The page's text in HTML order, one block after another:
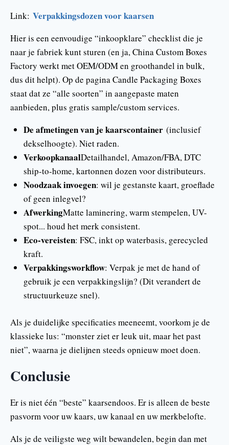
Link: Verpakkingsdozen voor kaarsen
Hier is een eenvoudige “inkoopklare” checklist die je
naar je fabriek kunt sturen (en ja, China Custom Boxes
Factory werkt met OEM/ODM en groothandel in bulk,
dus dit helpt). Op de pagina Candle Packaging Boxes
staat dat ze “alle soorten” in aangepaste maten
aanbieden, plus gratis sample/custom services.
De afmetingen van je kaarscontainer(inclusief
dekselhoogte). Niet raden.
VerkoopkanaalDetailhandel, Amazon/FBA, DTC
ship-to-home, kartonnen dozen voor distributeurs.
Noodzaak invoegen: wil je gestanste kaart, groeflade
of geen inlegvel?
AfwerkingMatte laminering, warm stempelen, UV-
spot... houd het merk consistent.
Eco-vereisten: FSC, inkt op waterbasis, gerecycled
kraft.
Verpakkingsworkflow: Verpak je met de hand of
gebruik je een verpakkingslijn? (Dit verandert de
structuurkeuze snel).
Als je duidelijke specificaties meeneemt, voorkom je de
klassieke lus: “monster ziet er leuk uit, maar het past
niet”, waarna je dielijnen steeds opnieuw moet doen.
Conclusie
Er is niet één “beste” kaarsendoos. Er is alleen de beste
pasvorm voor uw kaars, uw kanaal en uw merkbelofte.
Als je de veiligste weg wilt bewandelen, begin dan met